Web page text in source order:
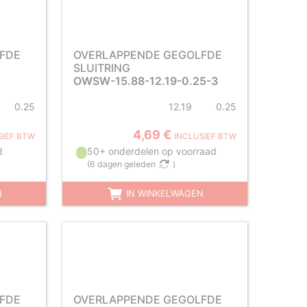
0.25
BTW
OVERLAPPENDE GEGOLFDE
SLUITRING
OWSW-15.88-12.19-0.25-3
12.19 0.25
4,69 € INCLUSIEF BTW
50+ onderdelen op voorraad
(6 dagen geleden )
IN WINKELWAGEN
OVERLAPPENDE GEGOLFDE